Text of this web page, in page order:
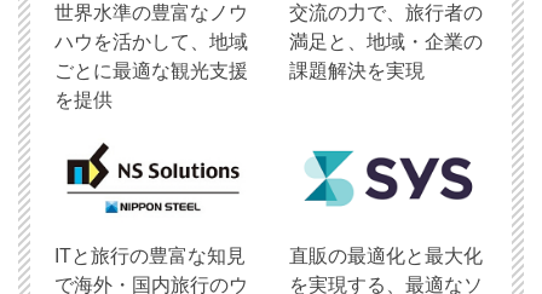
世界水準の豊富なノウ
ハウを活かして、地域
ごとに最適な観光支援
を提供
交流の力で、旅行者の
満足と、地域・企業の
課題解決を実現
ITと旅行の豊富な知見
で海外・国内旅行のウ
直販の最適化と最大化
を実現する、最適なソ